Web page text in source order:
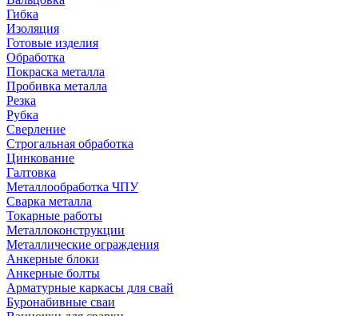
Гибка
Изоляция
Готовые изделия
Обработка
Покраска металла
Пробивка металла
Резка
Рубка
Сверление
Строгальная обработка
Цинкование
Галтовка
Металлообработка ЧПУ
Сварка металла
Токарные работы
Металлоконструкции
Металлические ограждения
Анкерные блоки
Анкерные болты
Арматурные каркасы для свай
Буронабивные сваи